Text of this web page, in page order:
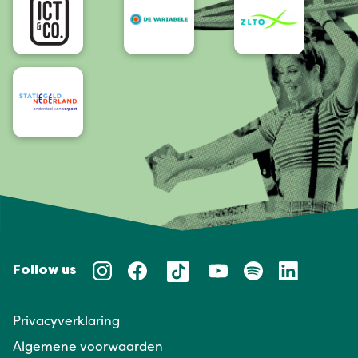
Follow us
Privacyverklaring
Algemene voorwaarden